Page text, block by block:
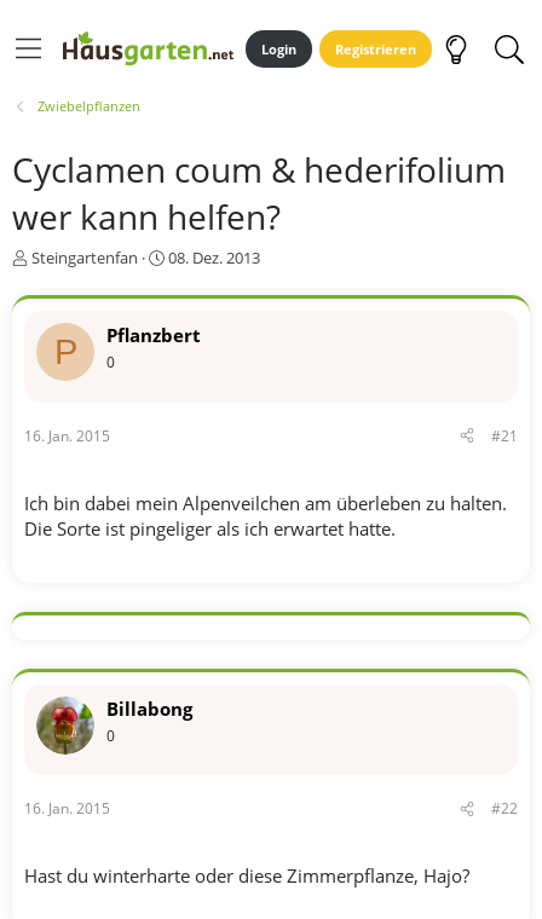
Login Registrieren
Zwiebelpflanzen
Cyclamen coum & hederifolium
wer kann helfen?
E
s
e
r
Steingartenfan
E
s
e
08. Dez. 2013
P Pflanzbert
0
16. Jan. 2015 #21
Ich bin dabei mein Alpenveilchen am überleben zu halten.
Die Sorte ist pingeliger als ich erwartet hatte.
Billabong
0
16. Jan. 2015 #22
Hast du winterharte oder diese Zimmerpflanze, Hajo?